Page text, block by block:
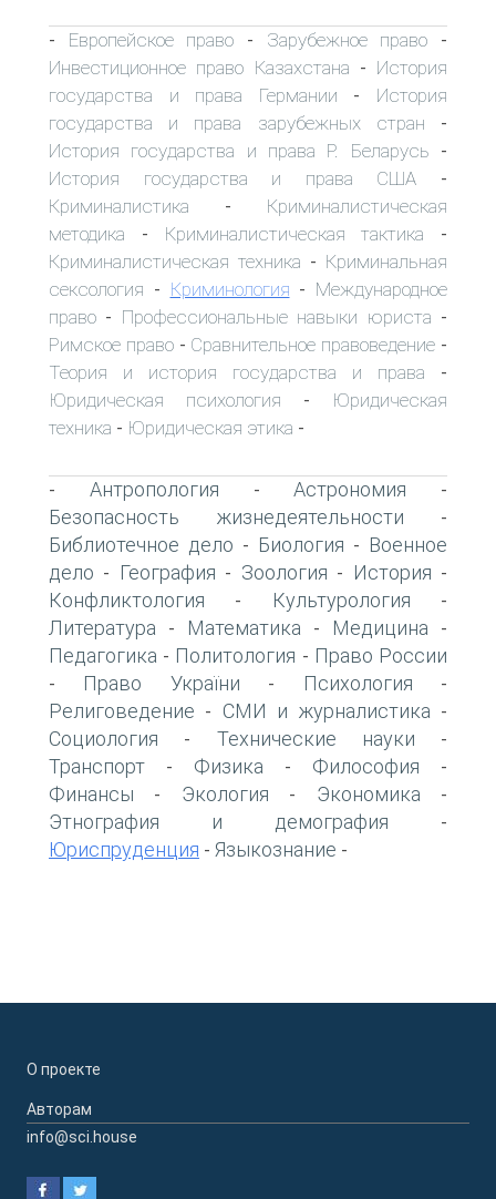
- Европейское право - Зарубежное право -
Инвестиционное право Казахстана - История
государства и права Германии - История
государства и права зарубежных стран -
История государства и права Р. Беларусь -
История государства и права США -
Криминалистика - Криминалистическая
методика - Криминалистическая тактика -
Криминалистическая техника - Криминальная
сексология - Криминология - Международное
право - Профессиональные навыки юриста -
Римское право- Сравнительное правоведение -
Теория и история государства и права -
Юридическая психология -
Юридическая
техника - Юридическая этика -
- Антропология -Астрономия -
Безопасность жизнедеятельности -
Библиотечное дело - Биология - Военное
дело - География - Зоология - История -
Конфликтология - Культурология -
Литература - Математика - Медицина -
Педагогика - Политология - Право России
- Право України - Психология -
Религоведение - СМИ и журналистика -
Социология - Технические науки -
Транспорт - Физика - Философия -
Финансы - Экология - Экономика -
Этнография и демография -
Юриспруденция - Языкознание -
О проекте
Авторам
info@sci.house